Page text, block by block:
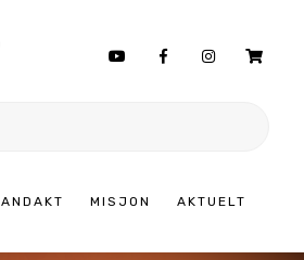
ANDAKT MISJON AKTUELT